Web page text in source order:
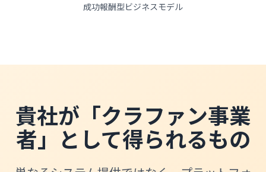
成功報酬型ビジネスモデル
貴社が 「クラファン事業
者」 として得られるもの